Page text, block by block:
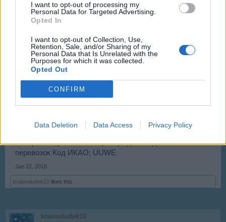
I want to opt-out of processing my
Personal Data for Targeted Advertising.
Opted In
I want to opt-out of Collection, Use,
Retention, Sale, and/or Sharing of my
Personal Data that Is Unrelated with the
Purposes for which it was collected.
Opted Out
CONFIRM
Data Deletion Data Access Privacy Policy
Jan 20, 2018
olexa
User
Специализированный аэропорт для бюджетных
перевозок Код ИКАО: UUWE
Jan 22, 2018
krasnoludek10 likes this.
krasnoludek10